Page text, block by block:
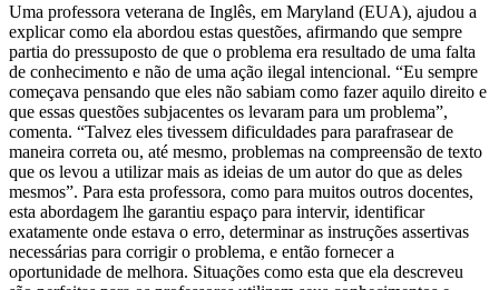
Uma professora veterana de Inglês, em Maryland (EUA), ajudou a
explicar como ela abordou estas questões, afirmando que sempre
partia do pressuposto de que o problema era resultado de uma falta
de conhecimento e não de uma ação ilegal intencional. “Eu sempre
começava pensando que eles não sabiam como fazer aquilo direito e
que essas questões subjacentes os levaram para um problema”,
comenta. “Talvez eles tivessem dificuldades para parafrasear de
maneira correta ou, até mesmo, problemas na compreensão de texto
que os levou a utilizar mais as ideias de um autor do que as deles
mesmos”. Para esta professora, como para muitos outros docentes,
esta abordagem lhe garantiu espaço para intervir, identificar
exatamente onde estava o erro, determinar as instruções assertivas
necessárias para corrigir o problema, e então fornecer a
oportunidade de melhora. Situações como esta que ela descreveu